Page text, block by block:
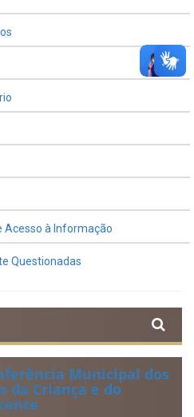
Acesso à Informação
Questionadas